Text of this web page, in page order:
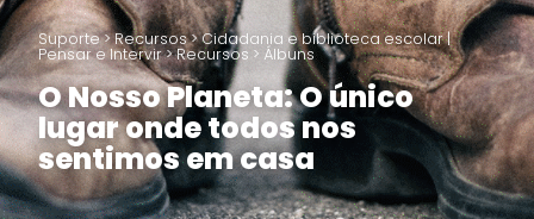
Suporte>Recursos>Cidadania e biblioteca escolar |
Pensar e Intervir>Recursos > Álbuns
O Nosso Planeta: O único
lugar onde todos nos
sentimos em casa